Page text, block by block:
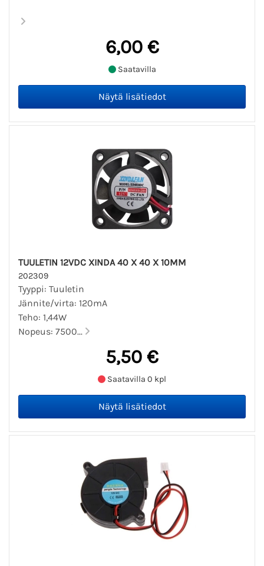
6,00 €
Saatavilla
TUULETIN 12VDC XINDA 40 X 40 X 10MM
202309
Tyyppi: Tuuletin
Jännite/virta: 120mA
Teho: 1,44W
Nopeus: 7500...
5,50 €
Saatavilla 0 kpl